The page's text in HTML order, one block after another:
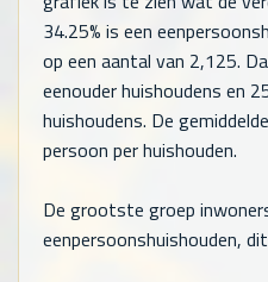
34.25% is een
op een aantal van 2,125.
eenouder huishoudens en
huishoudens. De
persoon per huishouden.
De grootste groep
eenpersoonshuishouden,